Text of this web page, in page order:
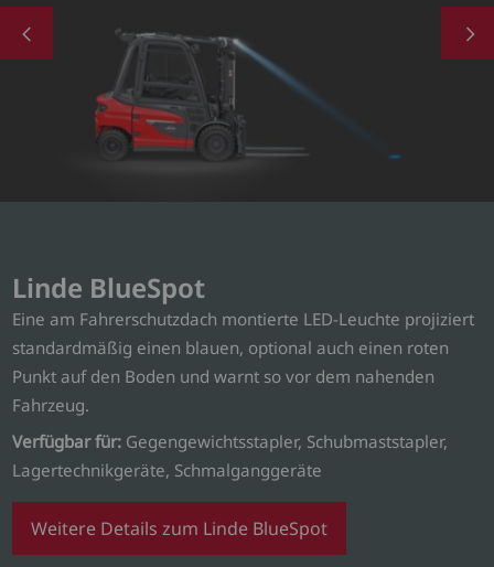
Linde BlueSpot
Eine am Fahrerschutzdach montierte LED-Leuchte projiziert
standardmäßig einen blauen, optional auch einen roten
Punkt auf den Boden und warnt so vor dem nahenden
Fahrzeug.
Verfügbar für: Gegengewichtsstapler, Schubmaststapler,
Lagertechnikgeräte, Schmalganggeräte
Weitere Details zum Linde BlueSpot